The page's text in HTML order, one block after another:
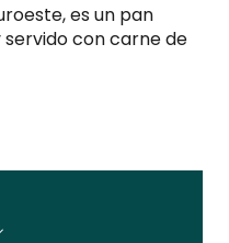
es un pan
con carne de